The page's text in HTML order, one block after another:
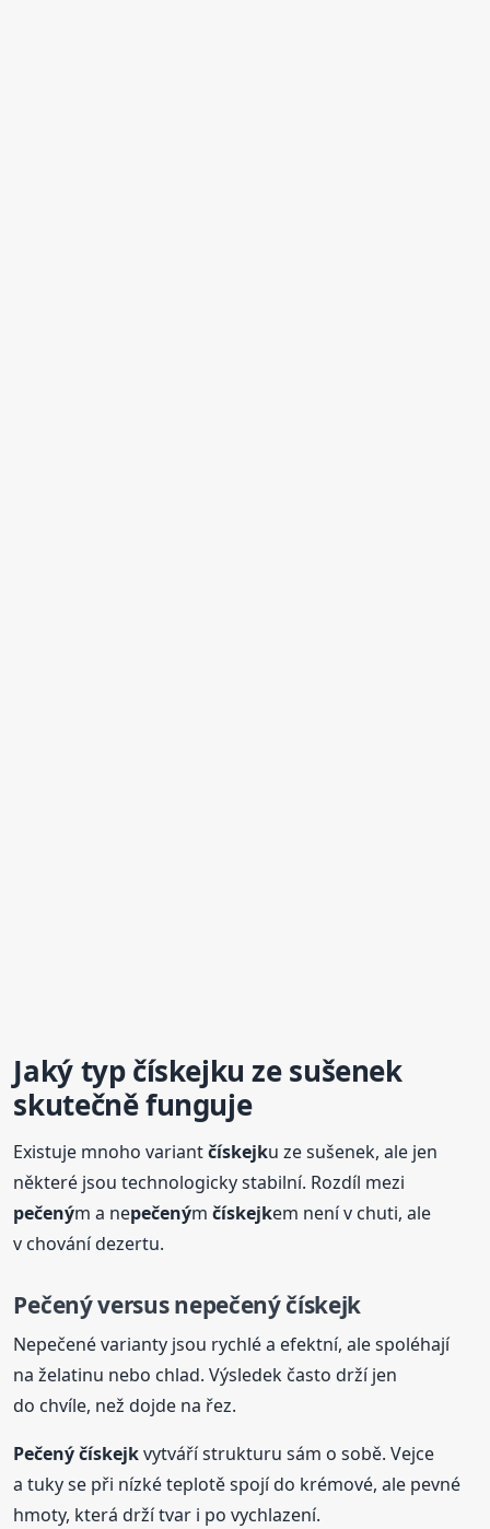
Jaký typčískejku ze sušenek
skutečně funguje
Existuje mnoho variantčískejku ze sušenek, ale jen
některé jsou technologicky stabilní. Rozdíl mezi
pečeným a nepečenýmčískejkem není v chuti, ale
v chování dezertu.
Pečenýversus nepečenýčískejk
Nepečené varianty jsou rychlé a efektní, ale spoléhají
na želatinu nebo chlad. Výsledek často drží jen
do chvíle, než dojde na řez.
Pečený čískejkvytváří strukturu sám o sobě. Vejce
a tuky se při nízké teplotě spojí do krémové, ale pevné
hmoty, která drží tvar i po vychlazení.